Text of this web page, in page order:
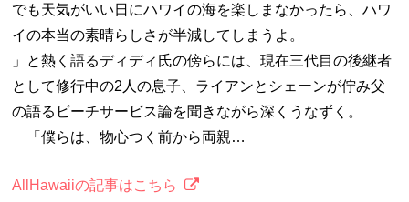
でも天気がいい日にハワイの海を楽しまなかったら、ハワ
イの本当の素晴らしさが半減してしまうよ。
」と熱く語るディディ氏の傍らには、現在三代目の後継者
として修行中の2人の息子、ライアンとシェーンが佇み父
の語るビーチサービス論を聞きながら深くうなずく。
「僕らは、物心つく前から両親…
AllHawaiiの記事はこちら